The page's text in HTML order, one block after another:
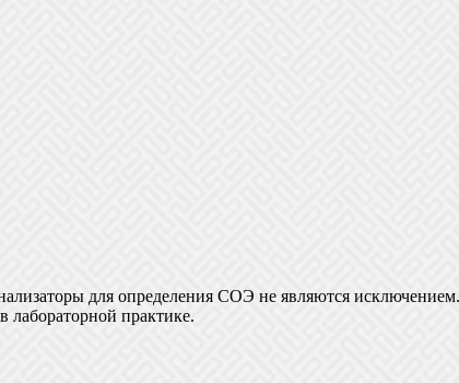
для определения СОЭ не являются
практике.